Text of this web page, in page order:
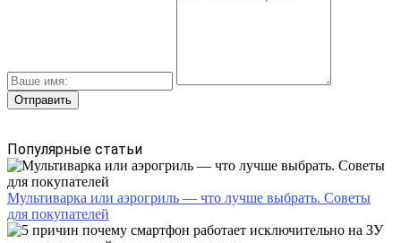
Популярные статьи
Мультиварка или аэрогриль — что лучше выбрать. Советы
для покупателей